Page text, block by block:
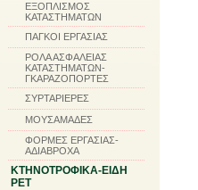
ΕΞΟΠΛΙΣΜΟΣ
ΚΑΤΑΣΤΗΜΑΤΩΝ
ΠΑΓΚΟΙ ΕΡΓΑΣΙΑΣ
ΡΟΛΑ ΑΣΦΑΛΕΙΑΣ
ΚΑΤΑΣΤΗΜΑΤΩΝ-
ΓΚΑΡΑΖΟΠΟΡΤΕΣ
ΣΥΡΤΑΡΙΕΡΕΣ
ΜΟΥΣΑΜΑΔΕΣ
ΦΟΡΜΕΣ ΕΡΓΑΣΙΑΣ-
ΑΔΙΑΒΡΟΧΑ
ΚΤΗΝΟΤΡΟΦΙΚΑ-ΕΙΔΗ
PET